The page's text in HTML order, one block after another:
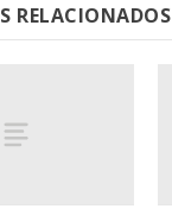
RELACIONADOS